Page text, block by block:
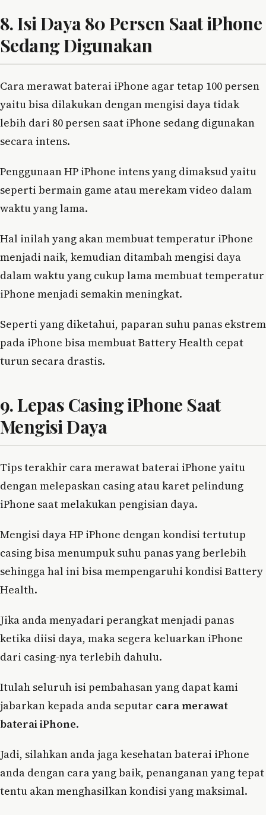
8. Isi Daya 80 Persen Saat iPhone
Sedang Digunakan
Cara merawat baterai iPhone agar tetap 100 persen
yaitu bisa dilakukan dengan mengisi daya tidak
lebih dari 80 persen saat iPhone sedang digunakan
secara intens.
Penggunaan HP iPhone intens yang dimaksud yaitu
seperti bermain game atau merekam video dalam
waktu yang lama.
Hal inilah yang akan membuat temperatur iPhone
menjadi naik, kemudian ditambah mengisi daya
dalam waktu yang cukup lama membuat temperatur
iPhone menjadi semakin meningkat.
Seperti yang diketahui, paparan suhu panas ekstrem
pada iPhone bisa membuat Battery Health cepat
turun secara drastis.
9. Lepas Casing iPhone Saat
Mengisi Daya
Tips terakhir cara merawat baterai iPhone yaitu
dengan melepaskan casing atau karet pelindung
iPhone saat melakukan pengisian daya.
Mengisi daya HP iPhone dengan kondisi tertutup
casing bisa menumpuk suhu panas yang berlebih
sehingga hal ini bisa mempengaruhi kondisi Battery
Health.
Jika anda menyadari perangkat menjadi panas
ketika diisi daya, maka segera keluarkan iPhone
dari casing-nya terlebih dahulu.
Itulah seluruh isi pembahasan yang dapat kami
jabarkan kepada anda seputar cara merawat
baterai iPhone.
Jadi, silahkan anda jaga kesehatan baterai iPhone
anda dengan cara yang baik, penanganan yang tepat
tentu akan menghasilkan kondisi yang maksimal.